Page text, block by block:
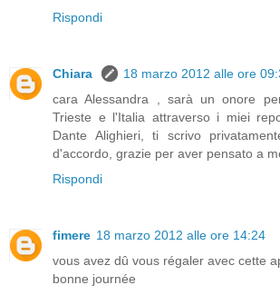
Rispondi
Chiara
18 marzo 2012 alle ore
cara Alessandra , sarà un onore
Trieste e l'Italia attraverso i miei
Dante Alighieri, ti scrivo
d'accordo, grazie per aver pensato a
Rispondi
fimere 18 marzo 2012 alle ore 14:24
vous avez dû vous régaler avec cette
bonne journée